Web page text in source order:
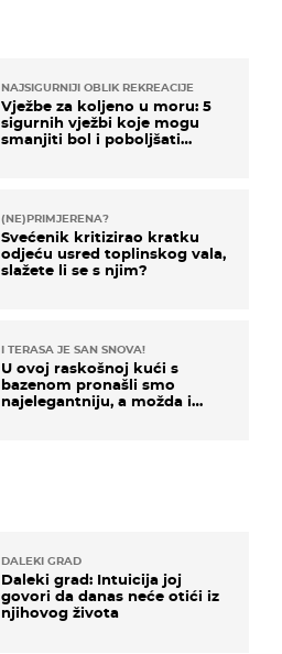
DALEKI GRAD
Daleki grad: Intuicija joj
govori da danas neće otići iz
njihovog života
NAJSIGURNIJI OBLIK REKREACIJE
Vježbe za koljeno u moru: 5
sigurnih vježbi koje mogu
smanjiti bol i poboljšati
(NE)PRIMJERENA?
Svećenik kritizirao kratku
odjeću usred toplinskog vala,
slažete li se s njim?
I TERASA JE SAN SNOVA!
U ovoj raskošnoj kući s
bazenom pronašli smo
najelegantniju, a možda i